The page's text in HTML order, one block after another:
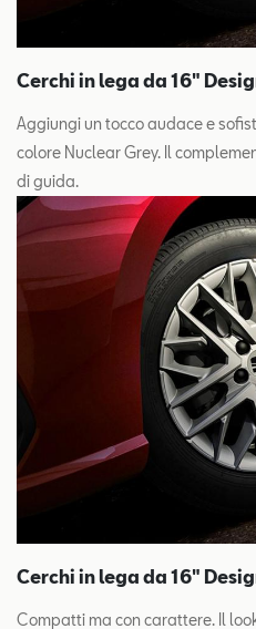
Cerchi in lega da 16"
Aggiungi un tocco audace e
colore Nuclear Grey. Il
di guida.
Cerchi in lega da 16"
Compatti ma con carattere. Il